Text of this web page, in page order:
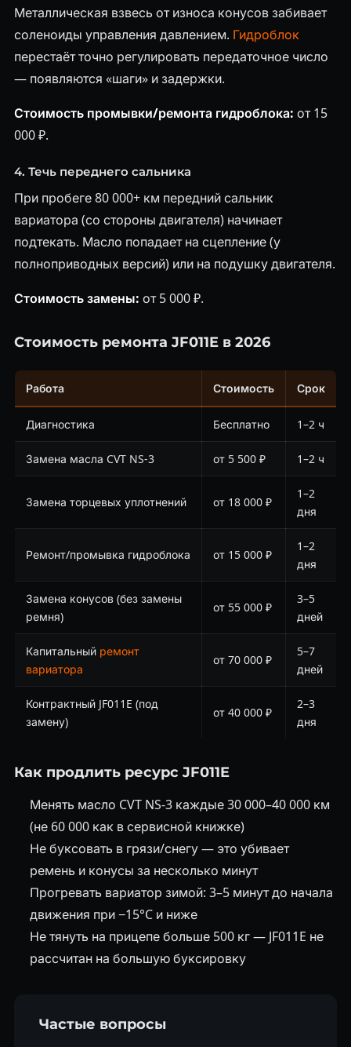
Металлическая взвесь от износа конусов забивает
соленоиды управления давлением. Гидроблок
перестаёт точно регулировать передаточное число
— появляются «шаги» и задержки.
Стоимость промывки/ремонта гидроблока: от 15
000 ₽.
4. Течь переднего сальника
При пробеге 80 000+ км передний сальник
вариатора (со стороны двигателя) начинает
подтекать. Масло попадает на сцепление (у
полноприводных версий) или на подушку двигателя.
Стоимость замены: от 5 000 ₽.
Стоимость ремонта JF011E в 2026
Работа Стоимость Срок
Диагностика Бесплатно 1–2 ч
Замена масла CVT NS-3 от 5 500 ₽ 1–2 ч
Замена торцевых уплотнений от 18 000 ₽
1–2
дня
Ремонт/промывка гидроблока от 15 000 ₽
1–2
дня
Замена конусов (без замены
ремня)
от 55 000 ₽
3–5
дней
Капитальный ремонт
вариатора
от 70 000 ₽
5–7
дней
Контрактный JF011E (под
замену)
от 40 000 ₽
2–3
дня
Как продлить ресурс JF011E
Менять масло CVT NS-3 каждые 30 000–40 000 км
(не 60 000 как в сервисной книжке)
Не буксовать в грязи/снегу — это убивает
ремень и конусы за несколько минут
Прогревать вариатор зимой: 3–5 минут до начала
движения при −15°C и ниже
Не тянуть на прицепе больше 500 кг — JF011E не
рассчитан на большую буксировку
Частые вопросы